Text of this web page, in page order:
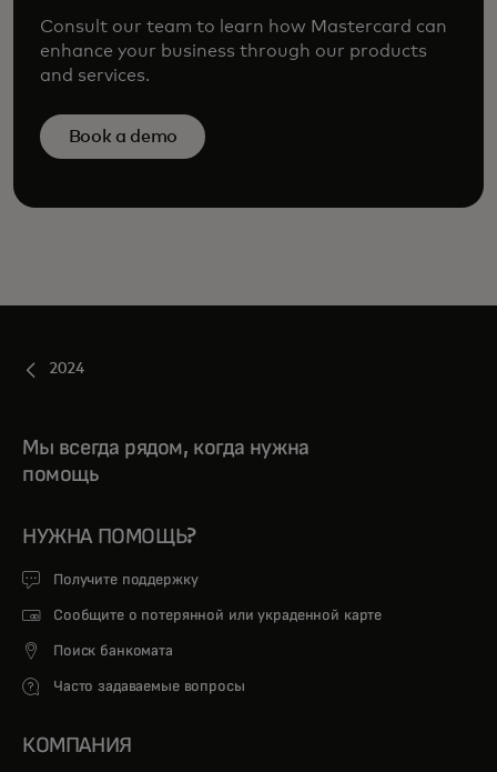
Consult our team to learn how Mastercard can
enhance your business through our products
and services.
Book a demo
2024
Мы всегда рядом, когда нужна
помощь
НУЖНА ПОМОЩЬ?
Получите поддержку
Сообщите о потерянной или украденной карте
Поиск банкомата
Часто задаваемые вопросы
КОМПАНИЯ